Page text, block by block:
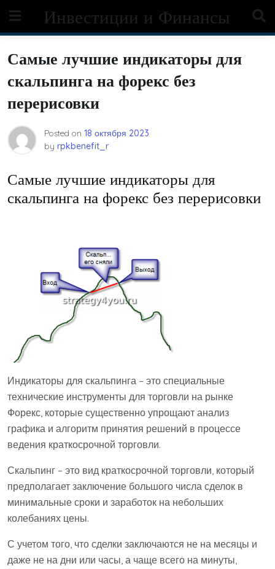
content
Инвестиции и Финансы
Самые лучшие индикаторы для
скальпинга на форекс без
перерисовки
Posted on 18 октября 2023
by rpkbenefit_r
Самые лучшие индикаторы для
скальпинга на форекс без перерисовки
Индикаторы для скальпинга – это специальные
технические инструменты для торговли на рынке
Форекс, которые существенно упрощают анализ
графика и алгоритм принятия решений в процессе
ведения краткосрочной торговли.
Скальпинг – это вид краткосрочной торговли, который
предполагает заключение большого числа сделок в
минимальные сроки и заработок на небольших
колебаниях цены.
С учетом того, что сделки заключаются не на месяцы и
даже не на дни или часы, а чаще всего на минуты,